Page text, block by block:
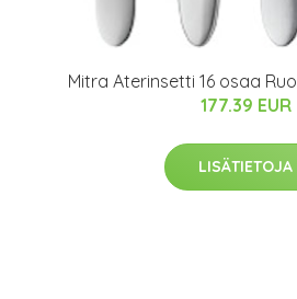
Mitra Aterinsetti 16 osaa
177.39 EUR
LISÄTIETOJA